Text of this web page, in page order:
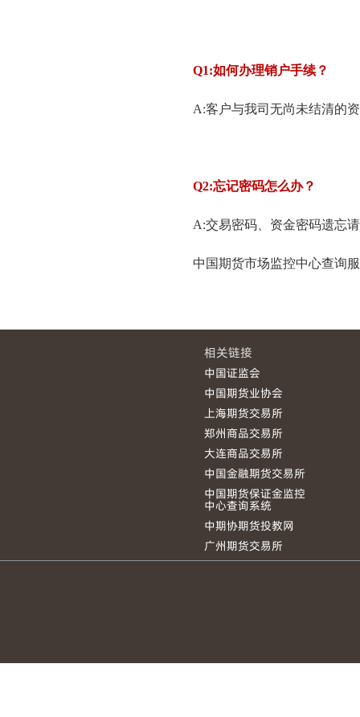
Q1:如何办理销户手续？
A:客户与我司无尚未结清的
Q2:忘记密码怎么办？
A:交易密码、资金密码遗忘
中国期货市场监控中心查询
相关链接
中国证监会
中国期货业协会
上海期货交易所
郑州商品交易所
大连商品交易所
中国金融期货交易所
中国期货保证金监控
中心查询系统
中期协期货投教网
广州期货交易所